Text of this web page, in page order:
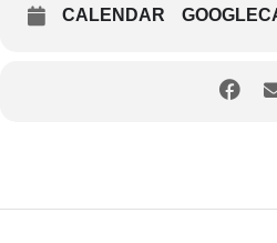
CALENDAR